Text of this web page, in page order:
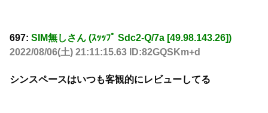
697: SIM無しさん (ｽｯｯﾌﾟ Sdc2-Q/7a [49.98.143.26])
2022/08/06(土) 21:11:15.63 ID:82GQSKm+d
シンスペースはいつも客観的にレビューしてる